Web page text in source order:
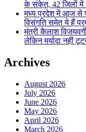
के संकेत, 42 जिलों में
मध्य प्रदेश में आज से
विसंगति समेत ये हैं
मंत्री कैलाश
लेकिन मर्यादा नहीं
Archives
August 2026
July 2026
June 2026
May 2026
April 2026
March 2026